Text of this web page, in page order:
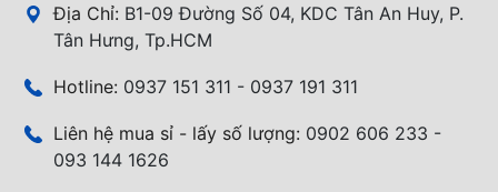
Địa Chỉ: B1-09 Đường Số 04, KDC Tân An Huy, P.
Tân Hưng, Tp.HCM
Hotline: 0937 151 311 - 0937 191 311
Liên hệ mua sỉ - lấy số lượng: 0902 606 233 -
093 144 1626